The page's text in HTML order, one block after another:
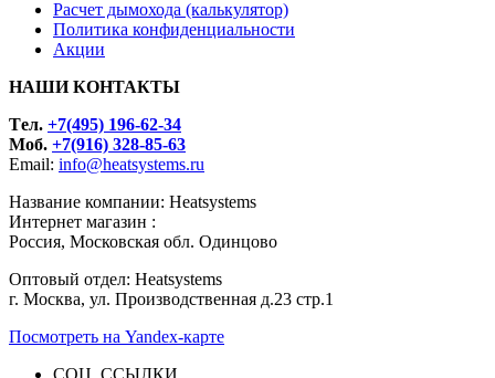
Расчет дымохода (калькулятор)
Политика конфиденциальности
Акции
НАШИ КОНТАКТЫ
Tел. +7(495) 196-62-34
Моб. +7(916) 328-85-63
Email: info@heatsystems.ru
Название компании: Heatsystems
Интернет магазин :
Россия, Московская обл. Одинцово
Оптовый отдел: Heatsystems
г. Москва, ул. Производственная д.23 стр.1
Посмотреть на Yandex-карте
СОЦ. ССЫЛКИ